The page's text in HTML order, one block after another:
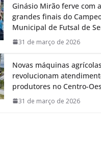
Ginásio Mirão ferve com
grandes finais do
Municipal de Futsal de
31 de março de 2026
Novas máquinas agrícolas
revolucionam
produtores no Centro-
31 de março de 2026